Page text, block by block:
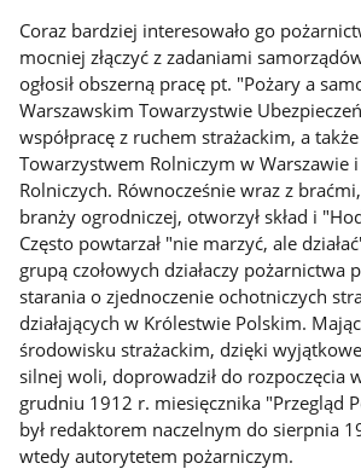
Coraz bardziej interesowało go
mocniej złączyć z zadaniami
ogłosił obszerną pracę pt. "Pożary a
Warszawskim Towarzystwie
współpracę z ruchem strażackim, a
Towarzystwem Rolniczym w Warszawie
Rolniczych. Równocześnie wraz z
branży ogrodniczej, otworzył skład i
Często powtarzał "nie marzyć, ale
grupą czołowych działaczy pożarnictwa
starania o zjednoczenie ochotniczych
działających w Królestwie Polskim.
środowisku strażackim, dzięki
silnej woli, doprowadził do rozpoczęcia
grudniu 1912 r. miesięcznika "Przegląd
był redaktorem naczelnym do sierpnia
wtedy autorytetem pożarniczym.